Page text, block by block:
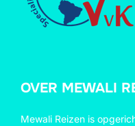
OVER MEWALI
Mewali Reizen is